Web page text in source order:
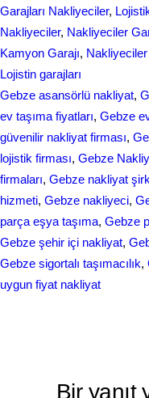
o
o
k
d
I
n
r
e
Garajları Nakliyeciler,
Nakliyeciler, Nakliyeciler
Kamyon Garajı, Nakliyeciler
Lojistin garajları
Gebze asansörlü nakliyat,
ev taşıma fiyatları, Gebze
güvenilir nakliyat firması,
lojistik firması, Gebze
firmaları, Gebze nakliyat
hizmeti, Gebze nakliyeci,
parça eşya taşıma, Gebze
Gebze şehir içi nakliyat,
Gebze sigortalı taşımacılık,
uygun fiyat nakliyat
Bir yanıt